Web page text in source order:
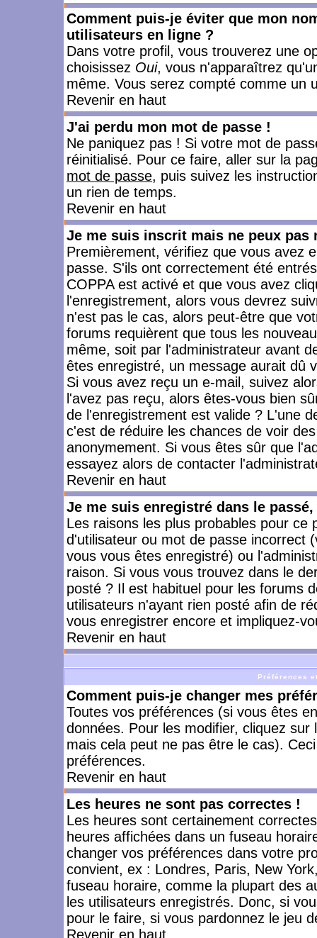
Comment puis-je éviter que mon
utilisateurs en ligne ?
Dans votre profil, vous trouverez une
choisissez Oui, vous n'apparaîtrez
même. Vous serez compté comme un
Revenir en haut
J'ai perdu mon mot de passe !
Ne paniquez pas ! Si votre mot de
réinitialisé. Pour ce faire, aller sur la
mot de passe, puis suivez les
un rien de temps.
Revenir en haut
Je me suis inscrit mais ne peux pas
Premièrement, vérifiez que vous avez
passe. S'ils ont correctement été
COPPA est activé et que vous avez
l'enregistrement, alors vous devrez
n'est pas le cas, alors peut-être que
forums requièrent que tous les
même, soit par l'administrateur avant
êtes enregistré, un message aurait dû
Si vous avez reçu un e-mail, suivez
l'avez pas reçu, alors êtes-vous bien
de l'enregistrement est valide ? L'une
c'est de réduire les chances de voir
anonymement. Si vous êtes sûr que
essayez alors de contacter
Revenir en haut
Je me suis enregistré dans le
Les raisons les plus probables pour
d'utilisateur ou mot de passe incorrect
vous vous êtes enregistré) ou
raison. Si vous vous trouvez dans le
posté ? Il est habituel pour les forums
utilisateurs n'ayant rien posté afin de
vous enregistrer encore et impliquez-
Revenir en haut
Préférences
Comment puis-je changer mes
Toutes vos préférences (si vous êtes
données. Pour les modifier, cliquez sur
mais cela peut ne pas être le cas).
préférences.
Revenir en haut
Les heures ne sont pas correctes !
Les heures sont certainement
heures affichées dans un fuseau
changer vos préférences dans votre
convient, ex : Londres, Paris, New
fuseau horaire, comme la plupart des
les utilisateurs enregistrés. Donc, si
pour le faire, si vous pardonnez le jeu
Revenir en haut